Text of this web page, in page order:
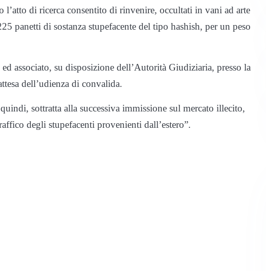
l’atto di ricerca consentito di rinvenire, occultati in vani ad arte
panetti di sostanza stupefacente del tipo hashish, per un peso
associato, su disposizione dell’Autorità Giudiziaria, presso la
dell’udienza di convalida.
sottratta alla successiva immissione sul mercato illecito,
degli stupefacenti provenienti dall’estero”.